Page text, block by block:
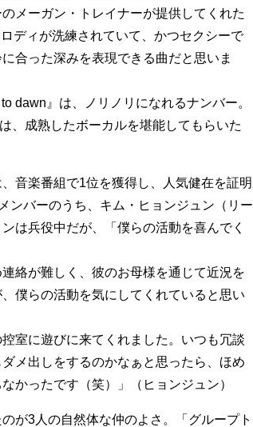
のメーガン・トレイナーが提供してくれた
ディが洗練されていて、かつセクシーで
合った深みを表現できる曲だと思いま
dawn』は、ノリノリになれるナンバー。
、成熟したボーカルを堪能してもらいた
音楽番組で1位を獲得し、人気健在を証明
ンバーのうち、キム・ヒョンジュン（リー
は兵役中だが、「僕らの活動を喜んでく
連絡が難しく、彼のお母様を通じて近況を
僕らの活動を気にしてくれていると思い
控室に遊びに来てくれました。いつも冗談
メ出しをするのかなぁと思ったら、ほめ
かったです（笑）」（ヒョンジュン）
が3人の自然体な仲のよさ。「グループト